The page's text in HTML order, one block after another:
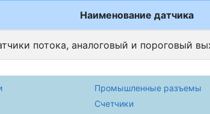
Наименование датчика
потока, аналоговый и пороговый
Промышленные разъемы
Счетчики